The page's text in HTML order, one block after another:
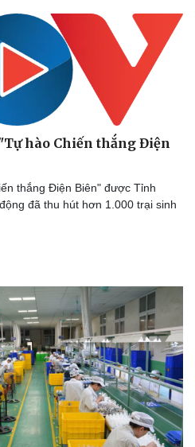
Đời sống
Nhà đẹp
Blog
Tình yêu - Gia đình
hào Chiến thắng Điện
thắng Điện Biên" được Tỉnh
đã thu hút hơn 1.000 trại sinh